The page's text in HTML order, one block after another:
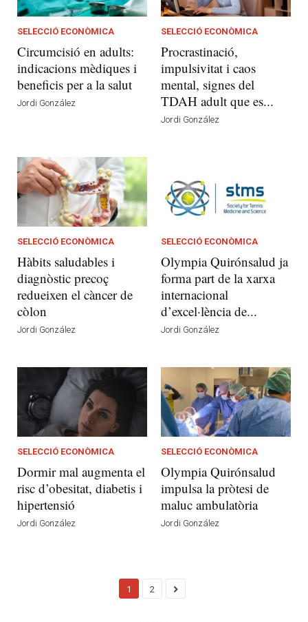
SELECCIÓ ECONÒMICA
Circumcisió en adults:
indicacions mèdiques i
beneficis per a la salut
Jordi González
SELECCIÓ ECONÒMICA
Procrastinació,
impulsivitat i caos
mental, signes del
TDAH adult que es...
Jordi González
SELECCIÓ ECONÒMICA
Hàbits saludables i
diagnòstic precoç
redueixen el càncer de
còlon
Jordi González
SELECCIÓ ECONÒMICA
Olympia Quirónsalud ja
forma part de la xarxa
internacional
d’excel·lència de...
Jordi González
SELECCIÓ ECONÒMICA
Dormir mal augmenta el
risc d’obesitat, diabetis i
hipertensió
Jordi González
SELECCIÓ ECONÒMICA
Olympia Quirónsalud
impulsa la pròtesi de
maluc ambulatòria
Jordi González
1 2